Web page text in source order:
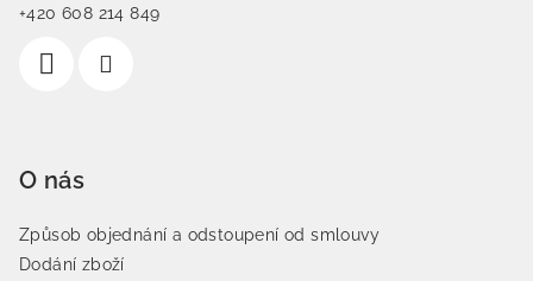
+420 608 214 849
O nás
Způsob objednání a odstoupení od smlouvy
Dodání zboží